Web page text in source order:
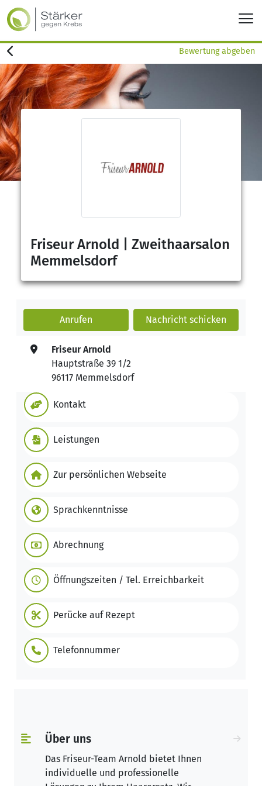
Bewertung abgeben
Friseur Arnold | Zweithaarsalon
Memmelsdorf
Anrufen Nachricht schicken
Friseur Arnold
Hauptstraße 39 1/2
96117 Memmelsdorf
Kontakt
Leistungen
Zur persönlichen Webseite
Sprachkenntnisse
Abrechnung
Öffnungszeiten / Tel. Erreichbarkeit
Perücke auf Rezept
Telefonnummer
Über uns
Das Friseur-Team Arnold bietet Ihnen
individuelle und professionelle